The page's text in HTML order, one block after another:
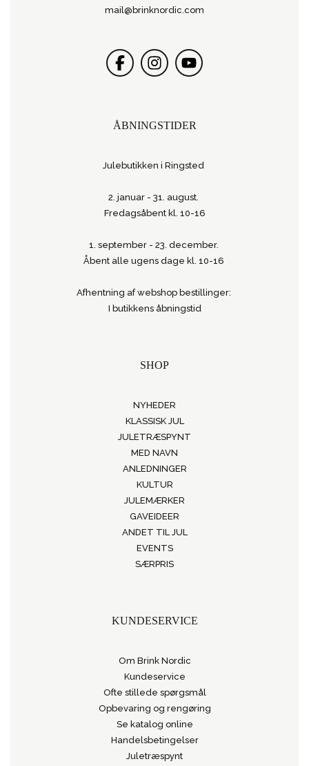
mail@brinknordic.com
ÅBNINGSTIDER
Julebutikken i Ringsted
2. januar - 31. august.
Fredagsåbent kl. 10-16
1. september - 23. december.
Åbent alle ugens dage kl. 10-16
Afhentning af webshop bestillinger:
I butikkens åbningstid
SHOP
NYHEDER
KLASSISK JUL
JULETRÆSPYNT
MED NAVN
ANLEDNINGER
KULTUR
JULEMÆRKER
GAVEIDEER
ANDET TIL JUL
EVENTS
SÆRPRIS
KUNDESERVICE
Om Brink Nordic
Kundeservice
Ofte stillede spørgsmål
Opbevaring og rengøring
Se katalog online
Handelsbetingelser
Juletræspynt